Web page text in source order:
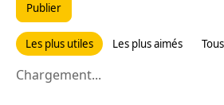
Publier
Les plus utiles Les plus aimés Tous
Chargement...